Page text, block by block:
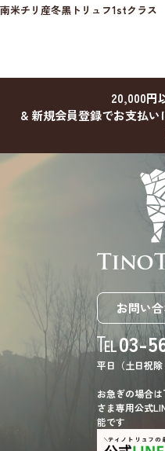
南米チリ産冬黒トリュフ1stクラス
20,000円
& 新規会員登録でお支払
お問い
03-
平日（土日祝
お急ぎの場合
さま専用公式
能です